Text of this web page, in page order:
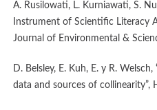
A. Rusilowati, L. Kurniawati, S.
Instrument of Scientific Literacy
Journal of Environmental &
D. Belsley, E. Kuh, E. y R.
data and sources of collinearity”,